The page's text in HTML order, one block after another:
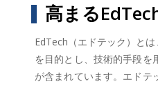
高まる
EdTech（エドテック）と
を目的とし、技術的手段を
が含まれています。エドテ